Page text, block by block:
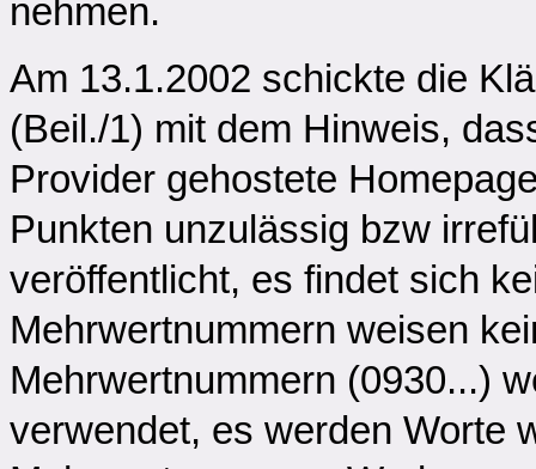
nehmen.
Am 13.1.2002 schickte die
(Beil./1) mit dem Hinweis,
Provider gehostete
Punkten unzulässig bzw
veröffentlicht, es findet sich
Mehrwertnummern weisen
Mehrwertnummern (0930...)
verwendet, es werden Worte